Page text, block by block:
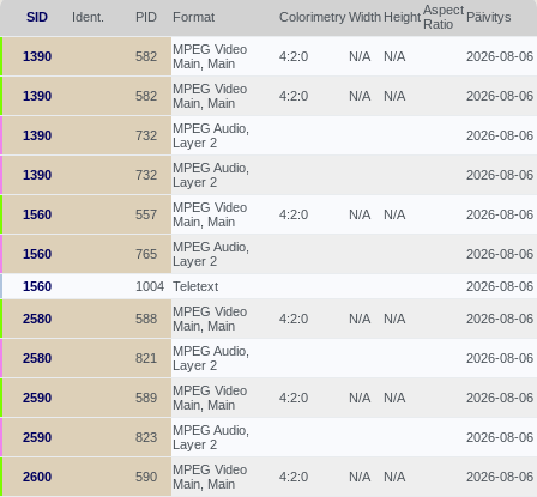
SID Ident. PID Format ColorimetryWidth HeightAspect
Ratio
Päivitys
1390 582
MPEG Video
Main, Main
4:2:0 N/A N/A 2026-08-06
1390 582
MPEG Video
Main, Main
4:2:0 N/A N/A 2026-08-06
1390 732
MPEG Audio,
Layer 2
2026-08-06
1390 732
MPEG Audio,
Layer 2
2026-08-06
1560 557
MPEG Video
Main, Main
4:2:0 N/A N/A 2026-08-06
1560 765
MPEG Audio,
Layer 2
2026-08-06
1560 1004 Teletext 2026-08-06
2580 588
MPEG Video
Main, Main
4:2:0 N/A N/A 2026-08-06
2580 821
MPEG Audio,
Layer 2
2026-08-06
2590 589
MPEG Video
Main, Main
4:2:0 N/A N/A 2026-08-06
2590 823
MPEG Audio,
Layer 2
2026-08-06
2600 590
MPEG Video
Main, Main
4:2:0 N/A N/A 2026-08-06